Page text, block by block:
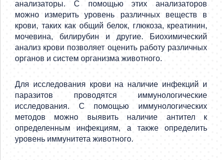
анализаторы. С помощью этих анализаторов
можно измерить уровень различных веществ в
крови, таких как общий белок, глюкоза, креатинин,
мочевина, билирубин и другие. Биохимический
анализ крови позволяет оценить работу различных
органов и систем организма животного.
Для исследования крови на наличие инфекций и
паразитов проводятся иммунологические
исследования. С помощью иммунологических
методов можно выявить наличие антител к
определенным инфекциям, а также определить
уровень иммунитета животного.